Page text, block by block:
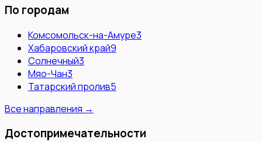
По городам
Комсомольск-на-Амуре3
Хабаровский край9
Солнечный3
Мяо-Чан3
Татарский пролив5
Все направления →
Достопримечательности